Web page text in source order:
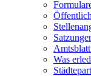
Was